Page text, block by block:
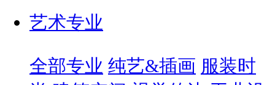
艺术专业
全部专业 纯艺&插画 服装时